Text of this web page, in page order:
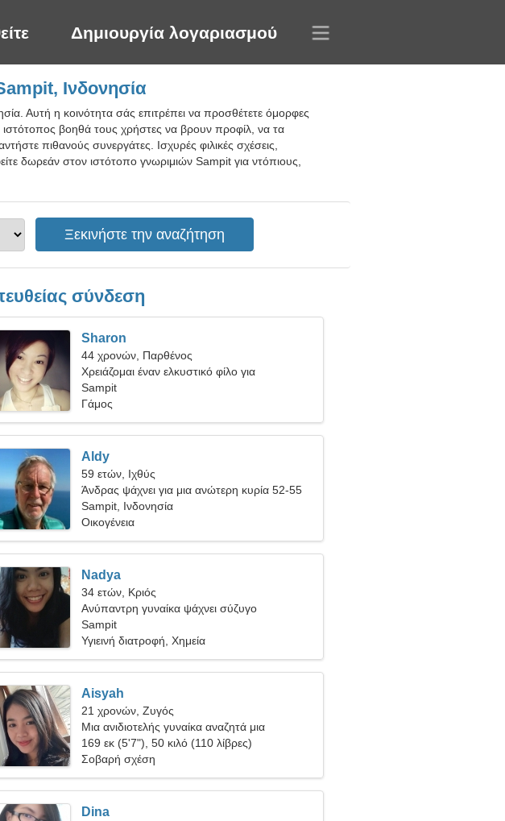
Δημιουργία λογαριασμού
Ινδονησία
Αυτή η κοινότητα σάς επιτρέπει να προσθέτετε όμορφες
βοηθά τους χρήστες να βρουν προφίλ, να τα
πιθανούς συνεργάτες. Ισχυρές φιλικές σχέσεις,
δωρεάν στον ιστότοπο γνωριμιών Sampit για ντόπιους,
σύνδεση
Sharon
44 χρονών, Παρθένος
Χρειάζομαι έναν ελκυστικό φίλο για
ρομαντισμό
Sampit
Γάμος
Aldy
59 ετών, Ιχθύς
Άνδρας ψάχνει για μια ανώτερη κυρία 52-55
Sampit, Ινδονησία
Οικογένεια
Nadya
34 ετών, Κριός
Ανύπαντρη γυναίκα ψάχνει σύζυγο
Sampit
Υγιεινή διατροφή, Χημεία
Aisyah
21 χρονών, Ζυγός
Μια ανιδιοτελής γυναίκα αναζητά μια
παθιασμένη σχέση
169 εκ (5'7"), 50 κιλό (110 λίβρες)
Σοβαρή σχέση
Dina